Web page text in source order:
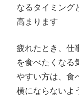
なるタイミング
高まります
疲れたとき、仕
を食べたくなる
やすい方は、食
横にならないよ